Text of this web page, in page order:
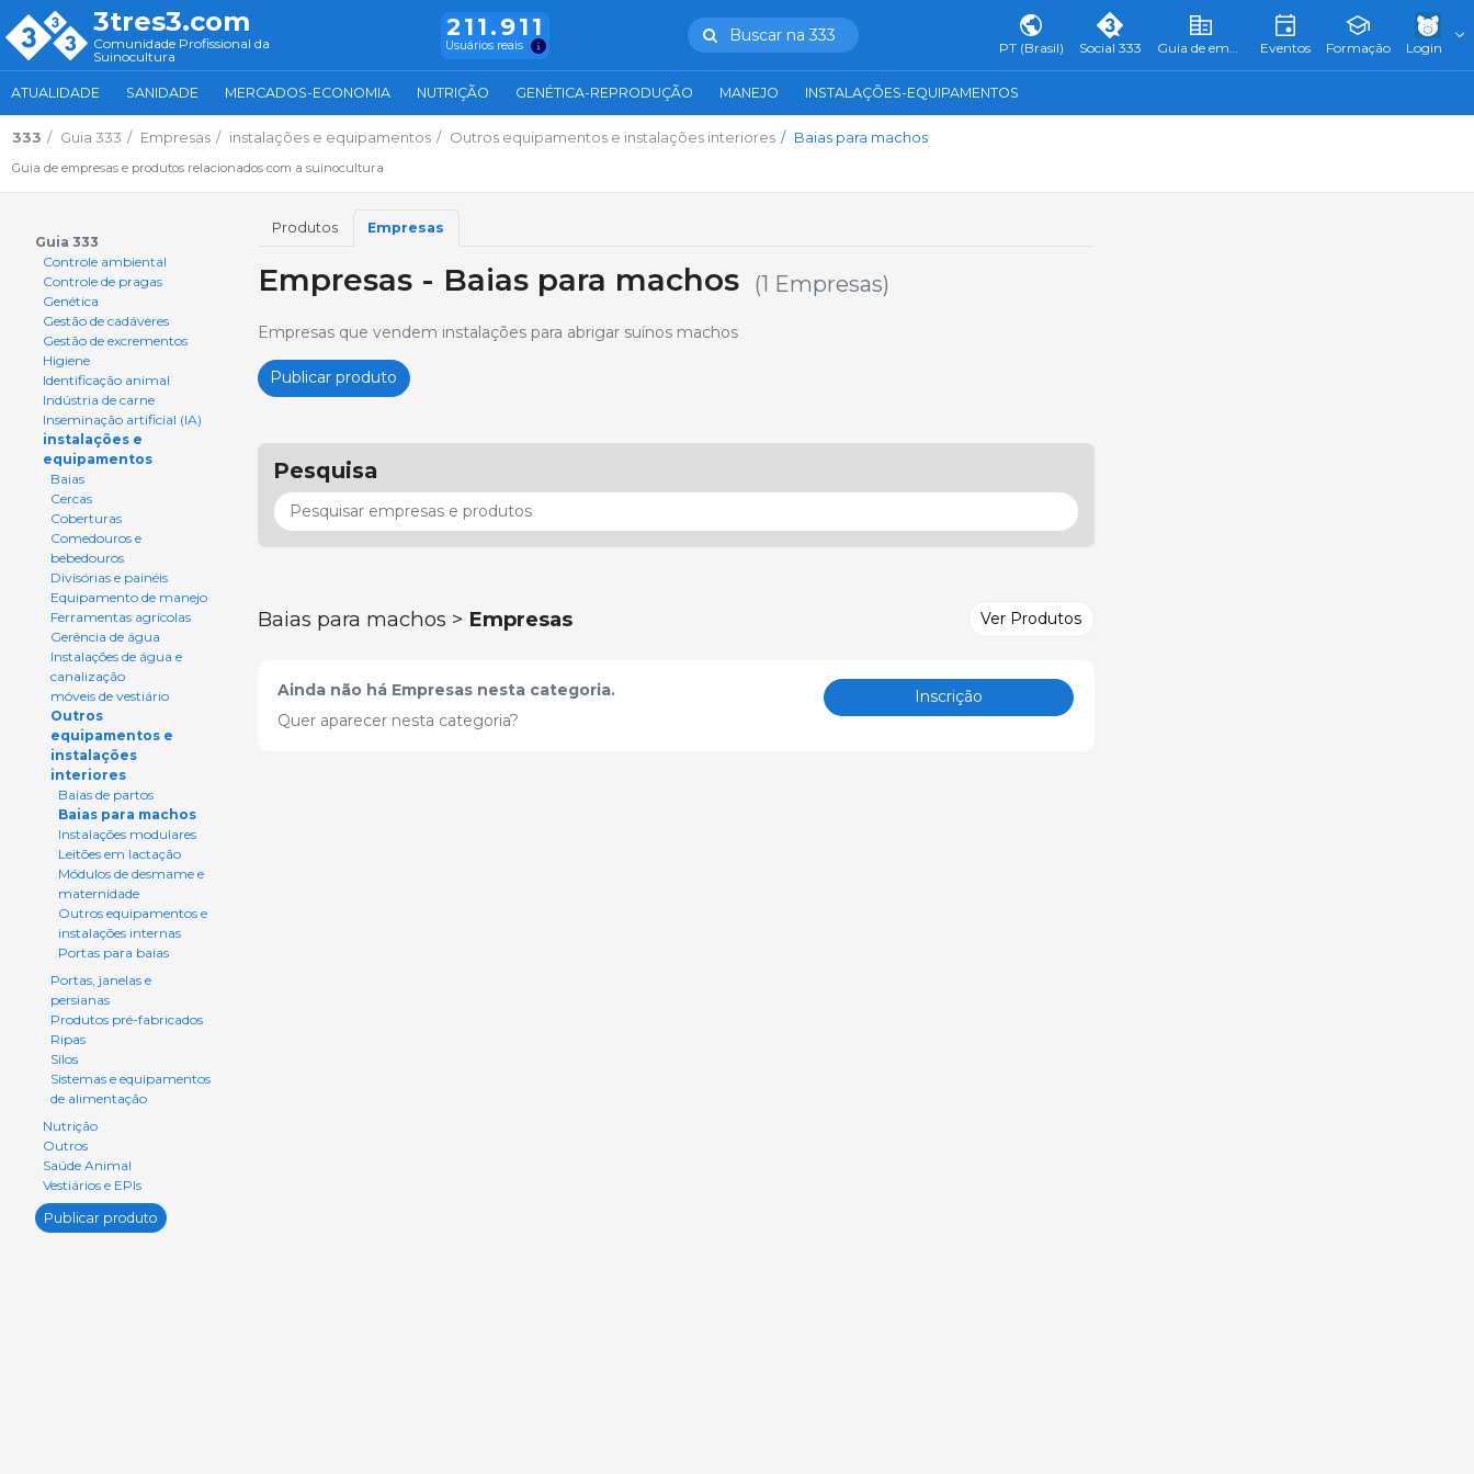
3tres3.com
Comunidade Profissional da
Suinocultura
211.911
Usuários reais
Buscar na 333
PT (Brasil) Social 333 Guia de empresas Eventos Formação Login
ATUALIDADE SANIDADE MERCADOS-ECONOMIA NUTRIÇÃO GENÉTICA-REPRODUÇÃO MANEJO INSTALAÇÕES-EQUIPAMENTOS
333 Guia 333 Empresas instalações e equipamentos Outros equipamentos e instalações interiores Baias para machos
Guia de empresas e produtos relacionados com a suinocultura
Guia 333
Controle ambiental
Controle de pragas
Genética
Gestão de cadáveres
Gestão de excrementos
Higiene
Identificação animal
Indústria de carne
Inseminação artificial (IA)
instalações e
equipamentos
Baias
Cercas
Coberturas
Comedouros e
bebedouros
Divisórias e painéis
Equipamento de manejo
Ferramentas agrícolas
Gerência de água
Instalações de água e
canalização
móveis de vestiário
Outros
equipamentos e
instalações
interiores
Baias de partos
Baias para machos
Instalações modulares
Leitões em lactação
Módulos de desmame e
maternidade
Outros equipamentos e
instalações internas
Portas para baias
Portas, janelas e
persianas
Produtos pré-fabricados
Ripas
Silos
Sistemas e equipamentos
de alimentação
Nutrição
Outros
Saúde Animal
Vestiários e EPIs
Publicar produto
Produtos Empresas
Empresas - Baias para machos (1 Empresas)
Empresas que vendem instalações para abrigar suínos machos
Publicar produto
Pesquisa
Baias para machos > Empresas Ver Produtos
Ainda não há Empresas nesta categoria.
Quer aparecer nesta categoria?
Inscrição